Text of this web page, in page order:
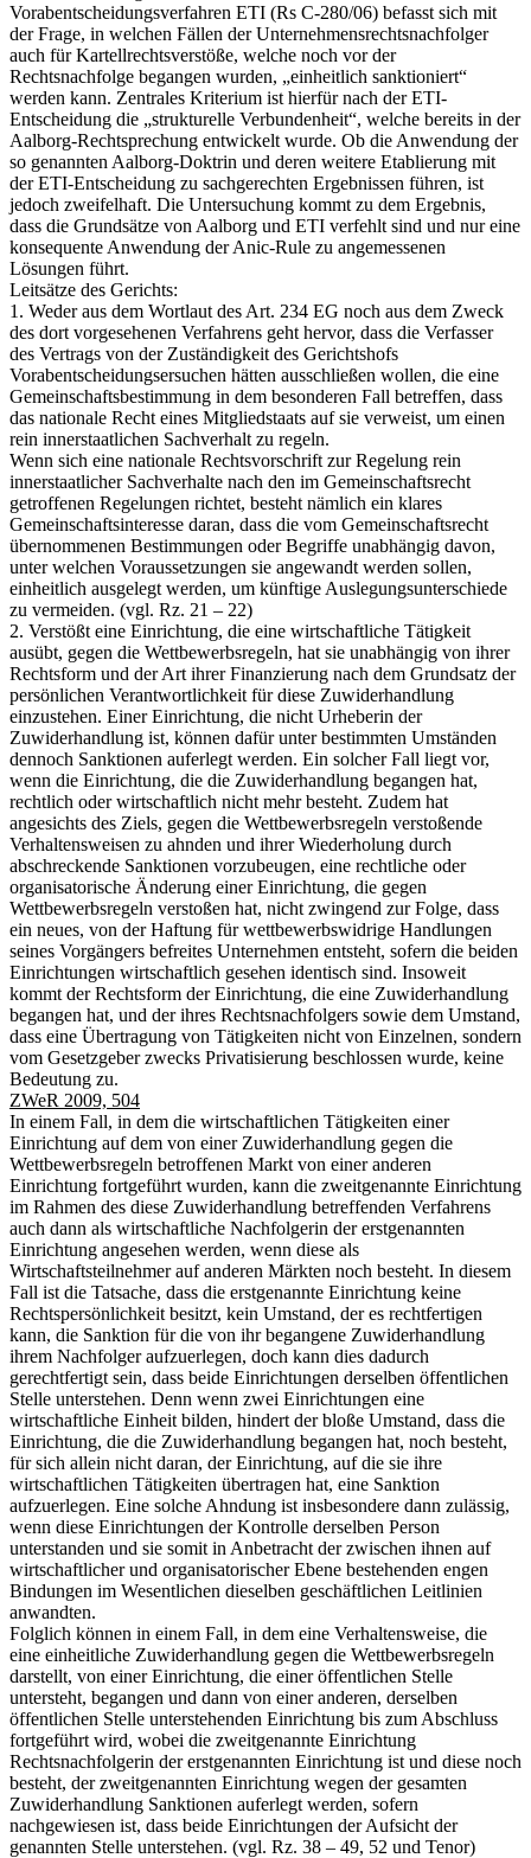
Vorabentscheidungsverfahren ETI (Rs C-280/06) befasst sich mit
der Frage, in welchen Fällen der Unternehmensrechtsnachfolger
auch für Kartellrechtsverstöße, welche noch vor der
Rechtsnachfolge begangen wurden, „einheitlich sanktioniert“
werden kann. Zentrales Kriterium ist hierfür nach der ETI-
Entscheidung die „strukturelle Verbundenheit“, welche bereits in der
Aalborg-Rechtsprechung entwickelt wurde. Ob die Anwendung der
so genannten Aalborg-Doktrin und deren weitere Etablierung mit
der ETI-Entscheidung zu sachgerechten Ergebnissen führen, ist
jedoch zweifelhaft. Die Untersuchung kommt zu dem Ergebnis,
dass die Grundsätze von Aalborg und ETI verfehlt sind und nur eine
konsequente Anwendung der Anic-Rule zu angemessenen
Lösungen führt.
Leitsätze des Gerichts:
1. Weder aus dem Wortlaut des Art. 234 EG noch aus dem Zweck
des dort vorgesehenen Verfahrens geht hervor, dass die Verfasser
des Vertrags von der Zuständigkeit des Gerichtshofs
Vorabentscheidungsersuchen hätten ausschließen wollen, die eine
Gemeinschaftsbestimmung in dem besonderen Fall betreffen, dass
das nationale Recht eines Mitgliedstaats auf sie verweist, um einen
rein innerstaatlichen Sachverhalt zu regeln.
Wenn sich eine nationale Rechtsvorschrift zur Regelung rein
innerstaatlicher Sachverhalte nach den im Gemeinschaftsrecht
getroffenen Regelungen richtet, besteht nämlich ein klares
Gemeinschaftsinteresse daran, dass die vom Gemeinschaftsrecht
übernommenen Bestimmungen oder Begriffe unabhängig davon,
unter welchen Voraussetzungen sie angewandt werden sollen,
einheitlich ausgelegt werden, um künftige Auslegungsunterschiede
zu vermeiden. (vgl. Rz. 21 – 22)
2. Verstößt eine Einrichtung, die eine wirtschaftliche Tätigkeit
ausübt, gegen die Wettbewerbsregeln, hat sie unabhängig von ihrer
Rechtsform und der Art ihrer Finanzierung nach dem Grundsatz der
persönlichen Verantwortlichkeit für diese Zuwiderhandlung
einzustehen. Einer Einrichtung, die nicht Urheberin der
Zuwiderhandlung ist, können dafür unter bestimmten Umständen
dennoch Sanktionen auferlegt werden. Ein solcher Fall liegt vor,
wenn die Einrichtung, die die Zuwiderhandlung begangen hat,
rechtlich oder wirtschaftlich nicht mehr besteht. Zudem hat
angesichts des Ziels, gegen die Wettbewerbsregeln verstoßende
Verhaltensweisen zu ahnden und ihrer Wiederholung durch
abschreckende Sanktionen vorzubeugen, eine rechtliche oder
organisatorische Änderung einer Einrichtung, die gegen
Wettbewerbsregeln verstoßen hat, nicht zwingend zur Folge, dass
ein neues, von der Haftung für wettbewerbswidrige Handlungen
seines Vorgängers befreites Unternehmen entsteht, sofern die beiden
Einrichtungen wirtschaftlich gesehen identisch sind. Insoweit
kommt der Rechtsform der Einrichtung, die eine Zuwiderhandlung
begangen hat, und der ihres Rechtsnachfolgers sowie dem Umstand,
dass eine Übertragung von Tätigkeiten nicht von Einzelnen, sondern
vom Gesetzgeber zwecks Privatisierung beschlossen wurde, keine
Bedeutung zu.
ZWeR 2009, 504
In einem Fall, in dem die wirtschaftlichen Tätigkeiten einer
Einrichtung auf dem von einer Zuwiderhandlung gegen die
Wettbewerbsregeln betroffenen Markt von einer anderen
Einrichtung fortgeführt wurden, kann die zweitgenannte Einrichtung
im Rahmen des diese Zuwiderhandlung betreffenden Verfahrens
auch dann als wirtschaftliche Nachfolgerin der erstgenannten
Einrichtung angesehen werden, wenn diese als
Wirtschaftsteilnehmer auf anderen Märkten noch besteht. In diesem
Fall ist die Tatsache, dass die erstgenannte Einrichtung keine
Rechtspersönlichkeit besitzt, kein Umstand, der es rechtfertigen
kann, die Sanktion für die von ihr begangene Zuwiderhandlung
ihrem Nachfolger aufzuerlegen, doch kann dies dadurch
gerechtfertigt sein, dass beide Einrichtungen derselben öffentlichen
Stelle unterstehen. Denn wenn zwei Einrichtungen eine
wirtschaftliche Einheit bilden, hindert der bloße Umstand, dass die
Einrichtung, die die Zuwiderhandlung begangen hat, noch besteht,
für sich allein nicht daran, der Einrichtung, auf die sie ihre
wirtschaftlichen Tätigkeiten übertragen hat, eine Sanktion
aufzuerlegen. Eine solche Ahndung ist insbesondere dann zulässig,
wenn diese Einrichtungen der Kontrolle derselben Person
unterstanden und sie somit in Anbetracht der zwischen ihnen auf
wirtschaftlicher und organisatorischer Ebene bestehenden engen
Bindungen im Wesentlichen dieselben geschäftlichen Leitlinien
anwandten.
Folglich können in einem Fall, in dem eine Verhaltensweise, die
eine einheitliche Zuwiderhandlung gegen die Wettbewerbsregeln
darstellt, von einer Einrichtung, die einer öffentlichen Stelle
untersteht, begangen und dann von einer anderen, derselben
öffentlichen Stelle unterstehenden Einrichtung bis zum Abschluss
fortgeführt wird, wobei die zweitgenannte Einrichtung
Rechtsnachfolgerin der erstgenannten Einrichtung ist und diese noch
besteht, der zweitgenannten Einrichtung wegen der gesamten
Zuwiderhandlung Sanktionen auferlegt werden, sofern
nachgewiesen ist, dass beide Einrichtungen der Aufsicht der
genannten Stelle unterstehen. (vgl. Rz. 38 – 49, 52 und Tenor)